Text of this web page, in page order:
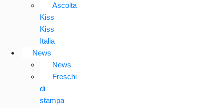
Ascolta
Kiss
Kiss
Italia
News
News
Freschi
di
stampa